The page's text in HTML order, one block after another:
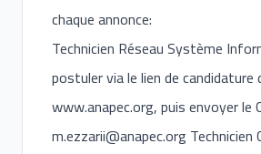
chaque annonce:
Technicien Réseau Système
postuler via le lien de candidature
www.anapec.org, puis envoyer le
m.ezzarii@anapec.org Technicien